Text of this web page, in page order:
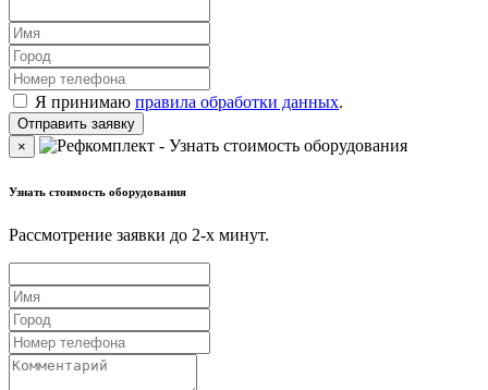
Я принимаю правила обработки данных.
×
Узнать стоимость оборудования
Рассмотрение заявки до 2-x минут.